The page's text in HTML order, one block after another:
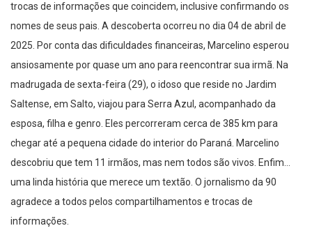
trocas de informações que coincidem, inclusive confirmando os
nomes de seus pais. A descoberta ocorreu no dia 04 de abril de
2025. Por conta das dificuldades financeiras, Marcelino esperou
ansiosamente por quase um ano para reencontrar sua irmã. Na
madrugada de sexta-feira (29), o idoso que reside no Jardim
Saltense, em Salto, viajou para Serra Azul, acompanhado da
esposa, filha e genro. Eles percorreram cerca de 385 km para
chegar até a pequena cidade do interior do Paraná. Marcelino
descobriu que tem 11 irmãos, mas nem todos são vivos. Enfim…
uma linda história que merece um textão. O jornalismo da 90
agradece a todos pelos compartilhamentos e trocas de
informações.